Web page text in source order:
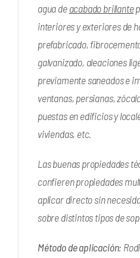
agua deacabado brillante
interiores y exteriores de
prefabricado,
galvanizado, aleaciones
previamente saneados e
ventanas, persianas,
puestas en edificios y
viviendas, etc.
Las buenas propiedades
confieren propiedades
aplicar directo sin
sobre distintos tipos de
Método de aplicación: